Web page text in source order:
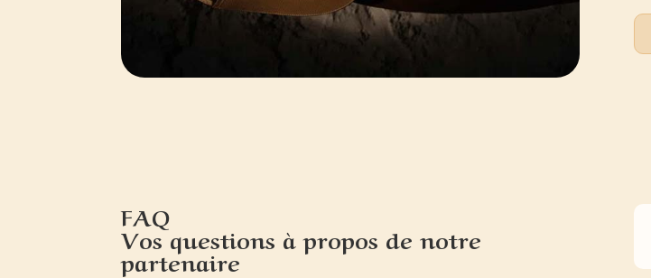
FAQ
Vos questions à propos de notre
partenaire